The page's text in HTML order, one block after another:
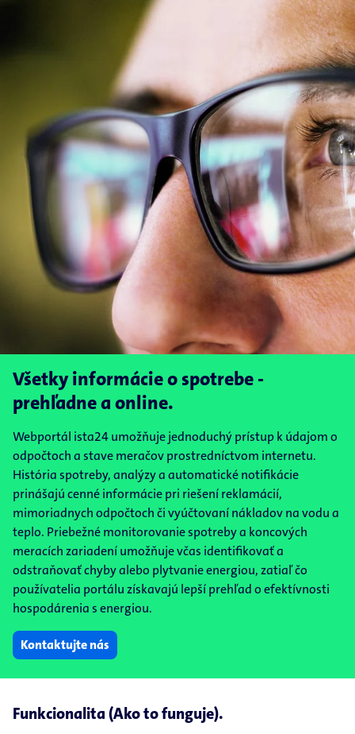
Všetky informácie o spotrebe -
prehľadne a online.
Webportál ista24 umožňuje jednoduchý prístup k údajom o
odpočtoch a stave meračov prostredníctvom internetu.
História spotreby, analýzy a automatické notifikácie
prinášajú cenné informácie pri riešení reklamácií,
mimoriadnych odpočtoch či vyúčtovaní nákladov na vodu a
teplo. Priebežné monitorovanie spotreby a koncových
meracích zariadení umožňuje včas identifikovať a
odstraňovať chyby alebo plytvanie energiou, zatiaľ čo
používatelia portálu získavajú lepší prehľad o efektívnosti
hospodárenia s energiou.
Kontaktujte nás
Funkcionalita (Ako to funguje).